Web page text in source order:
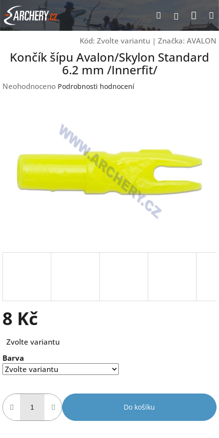
Přejít
na
obsah
Hledat
Kód: Zvolte variantu | Značka: AVALON
Končík šípu Avalon/Skylon Standard
6.2 mm /Innerfit/
Průměrné
hvězdiček.
Neohodnoceno Podrobnosti hodnocení
8 Kč
cena:
Zvolte variantu
Barva
Do košíku